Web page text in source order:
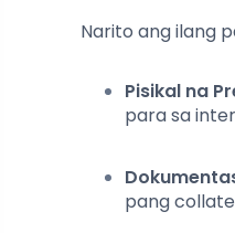
Narito ang ilang
Pisikal na
para sa
pang